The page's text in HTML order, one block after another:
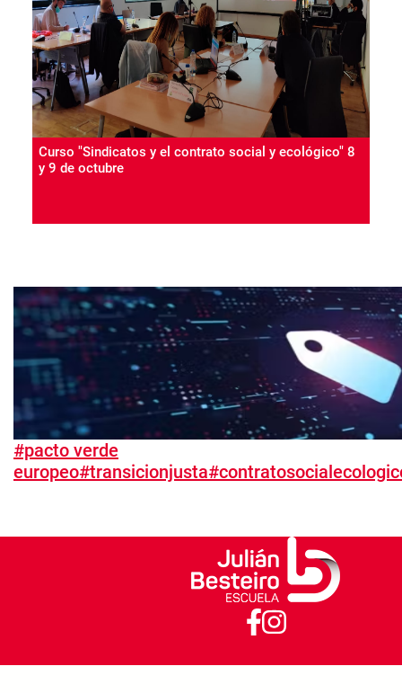
Curso "Sindicatos y el contrato social y ecológico" 8
y 9 de octubre
#pacto verde